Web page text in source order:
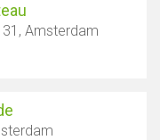
Amsterdam